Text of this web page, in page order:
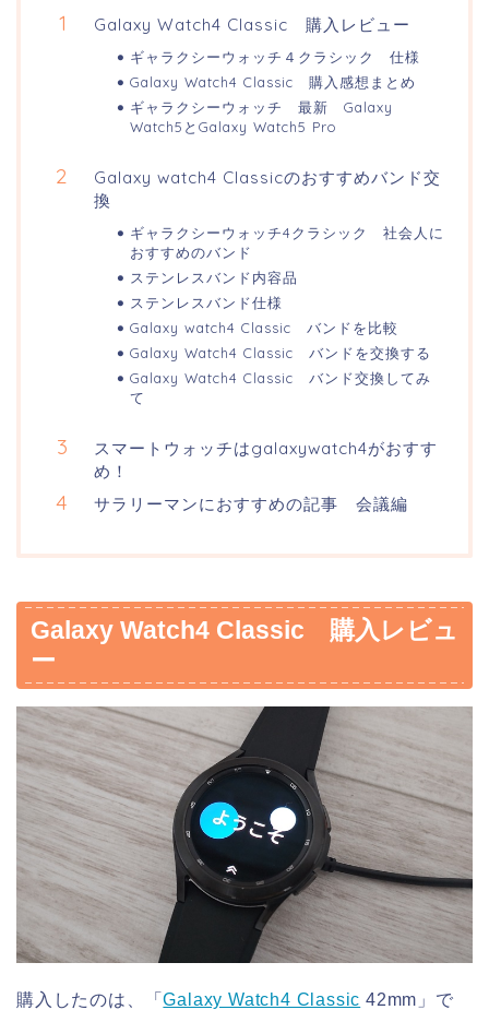
Galaxy Watch4 Classic 購入レビュー
ギャラクシーウォッチ４クラシック 仕様
Galaxy Watch4 Classic 購入感想まとめ
ギャラクシーウォッチ 最新 Galaxy
Watch5とGalaxy Watch5 Pro
Galaxy watch4 Classicのおすすめバンド交
換
ギャラクシーウォッチ4クラシック 社会人に
おすすめのバンド
ステンレスバンド内容品
ステンレスバンド仕様
Galaxy watch4 Classic バンドを比較
Galaxy Watch4 Classic バンドを交換する
Galaxy Watch4 Classic バンド交換してみ
て
スマートウォッチはgalaxywatch4がおすす
め！
サラリーマンにおすすめの記事 会議編
Galaxy Watch4 Classic 購入レビュ
ー
購入したのは、「Galaxy Watch4 Classic 42mm」で